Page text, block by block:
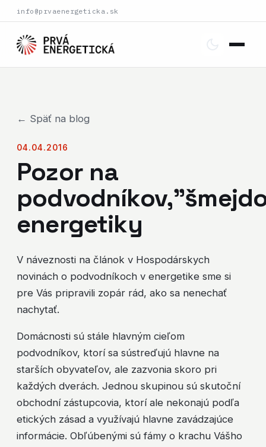
info@prvaenergeticka.sk
← Späť na blog
04.04.2016
Pozor na
energetiky
V náveznosti na článok v Hospodárskych
novinách o podvodníkoch v energetike sme si
pre Vás pripravili zopár rád, ako sa nenechať
nachytať.
Domácnosti sú stále hlavným cieľom
podvodníkov, ktorí sa sústreďujú hlavne na
starších obyvateľov, ale zazvonia skoro pri
každých dverách. Jednou skupinou sú skutoční
obchodní zástupcovia, ktorí ale nekonajú podľa
etických zásad a využívajú hlavne zavádzajúce
informácie. Obľúbenými sú fámy o krachu Vášho